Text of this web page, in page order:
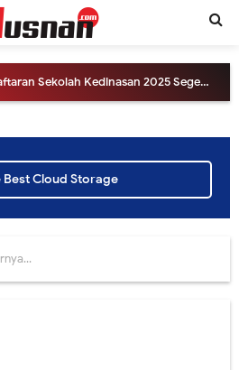
Sekolah Kedinasan 2025 Segera Dibuka
Pers Pengumuman SNBT 2025
Hasil SNBP tahun 2025
Best Cloud Storage